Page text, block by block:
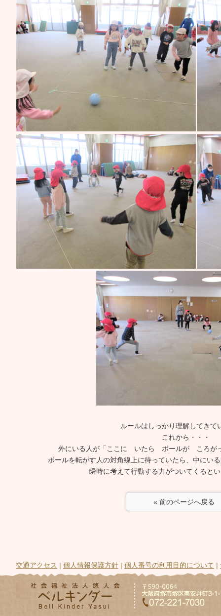
ルールはしっかり理解してきて
これから・・・
外にいる人が「ここに いたら ボールが ころが
ボールを転がす人の対角線上に待っていたら、中にい
瞬時に考えて行動する力がついてくると
« 前のページへ戻る
交通アクセス | 個人情報保護方針 | 個人番号の利用目的について |